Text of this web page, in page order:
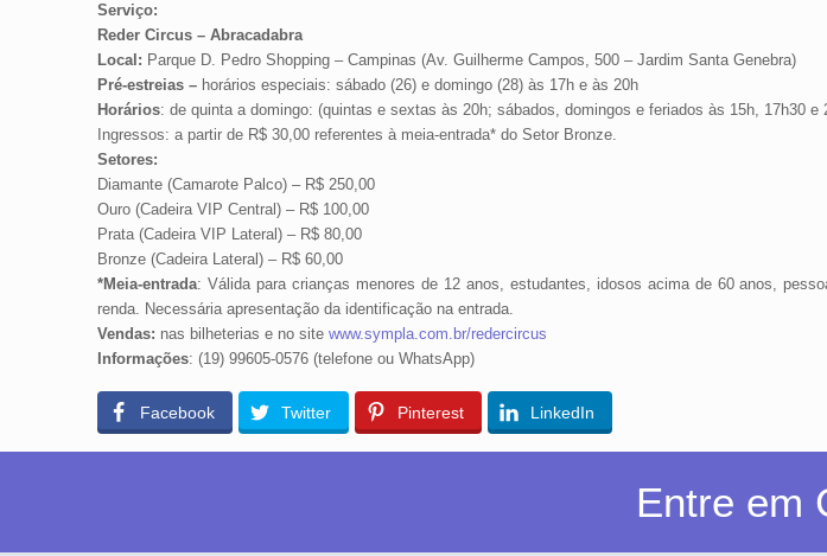
Serviço:
Reder Circus – Abracadabra
Local: Parque D. Pedro Shopping – Campinas (Av. Guilherme Campos, 500 – Jardim Santa Genebra)
Pré-estreias – horários especiais: sábado (26) e domingo (28) às 17h e às 20h
Horários: de quinta a domingo: (quintas e sextas às 20h; sábados, domingos e feriados às 15h, 17h30 e
Ingressos: a partir de R$ 30,00 referentes à meia-entrada* do Setor Bronze.
Setores:
Diamante (Camarote Palco) – R$ 250,00
Ouro (Cadeira VIP Central) – R$ 100,00
Prata (Cadeira VIP Lateral) – R$ 80,00
Bronze (Cadeira Lateral) – R$ 60,00
*Meia-entrada: Válida para crianças menores de 12 anos, estudantes, idosos acima de 60 anos,
renda. Necessária apresentação da identificação na entrada.
Vendas: nas bilheterias e no site www.sympla.com.br/redercircus
Informações: (19) 99605-0576 (telefone ou WhatsApp)
Facebook Twitter Pinterest LinkedIn
Entre em